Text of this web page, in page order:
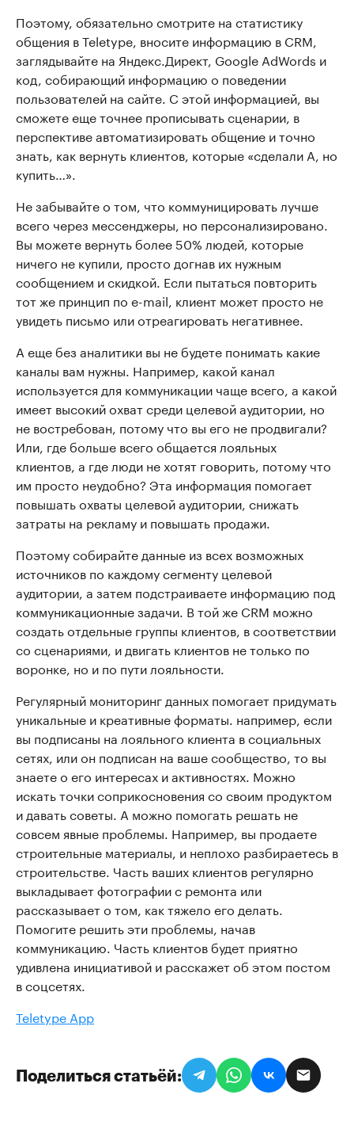
Поэтому, обязательно смотрите на статистику
общения в Teletype, вносите информацию в CRM,
заглядывайте на Яндекс.Директ, Google AdWords и
код, собирающий информацию о поведении
пользователей на сайте. С этой информацией, вы
сможете еще точнее прописывать сценарии, в
перспективе автоматизировать общение и точно
знать, как вернуть клиентов, которые «сделали А, но
купить…».
Не забывайте о том, что коммуницировать лучше
всего через мессенджеры, но персонализировано.
Вы можете вернуть более 50% людей, которые
ничего не купили, просто догнав их нужным
сообщением и скидкой. Если пытаться повторить
тот же принцип по e-mail, клиент может просто не
увидеть письмо или отреагировать негативнее.
А еще без аналитики вы не будете понимать какие
каналы вам нужны. Например, какой канал
используется для коммуникации чаще всего, а какой
имеет высокий охват среди целевой аудитории, но
не востребован, потому что вы его не продвигали?
Или, где больше всего общается лояльных
клиентов, а где люди не хотят говорить, потому что
им просто неудобно? Эта информация помогает
повышать охваты целевой аудитории, снижать
затраты на рекламу и повышать продажи.
Поэтому собирайте данные из всех возможных
источников по каждому сегменту целевой
аудитории, а затем подстраиваете информацию под
коммуникационные задачи. В той же CRM можно
создать отдельные группы клиентов, в соответствии
со сценариями, и двигать клиентов не только по
воронке, но и по пути лояльности.
Регулярный мониторинг данных помогает придумать
уникальные и креативные форматы. например, если
вы подписаны на лояльного клиента в социальных
сетях, или он подписан на ваше сообщество, то вы
знаете о его интересах и активностях. Можно
искать точки соприкосновения со своим продуктом
и давать советы. А можно помогать решать не
совсем явные проблемы. Например, вы продаете
строительные материалы, и неплохо разбираетесь в
строительстве. Часть ваших клиентов регулярно
выкладывает фотографии с ремонта или
рассказывает о том, как тяжело его делать.
Помогите решить эти проблемы, начав
коммуникацию. Часть клиентов будет приятно
удивлена инициативой и расскажет об этом постом
в соцсетях.
Teletype App
Поделиться статьёй